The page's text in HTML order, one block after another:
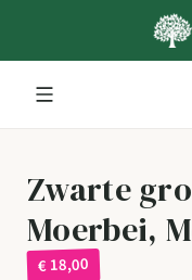
Zwarte
Moerbei,
€ 18,00